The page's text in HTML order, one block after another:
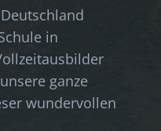
in
ganze
wundervollen